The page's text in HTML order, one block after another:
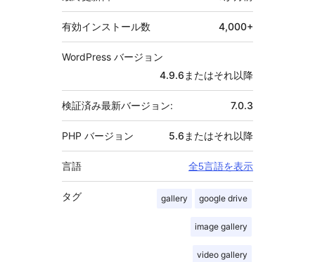
有効インストール数 4,000+
WordPress バージョン
4.9.6またはそれ以降
検証済み最新バージョン: 7.0.3
PHP バージョン 5.6またはそれ以降
言語 全5言語を表示
タグ gallery google drive
image gallery
video gallery